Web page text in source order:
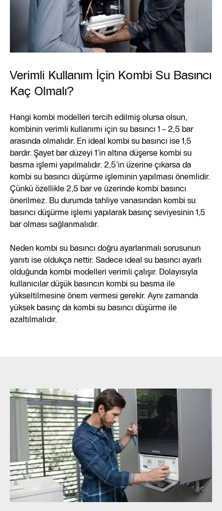
Verimli Kullanım İçin Kombi Su Basıncı
Kaç Olmalı?
Hangi kombi modelleri tercih edilmiş olursa olsun,
kombinin verimli kullanımı için su basıncı 1 – 2,5 bar
arasında olmalıdır. En ideal kombi su basıncı ise 1,5
bardır. Şayet bar düzeyi 1’in altına düşerse kombi su
basma işlemi yapılmalıdır. 2,5’in üzerine çıkarsa da
kombi su basıncı düşürme işleminin yapılması önemlidir.
Çünkü özellikle 2,5 bar ve üzerinde kombi basıncı
önerilmez. Bu durumda tahliye vanasından kombi su
basıncı düşürme işlemi yapılarak basınç seviyesinin 1,5
bar olması sağlanmalıdır.
Neden kombi su basıncı doğru ayarlanmalı sorusunun
yanıtı ise oldukça nettir. Sadece ideal su basıncı ayarlı
olduğunda kombi modelleri verimli çalışır. Dolayısıyla
kullanıcılar düşük basıncın kombi su basma ile
yükseltilmesine önem vermesi gerekir. Aynı zamanda
yüksek basınç da kombi su basıncı düşürme ile
azaltılmalıdır.